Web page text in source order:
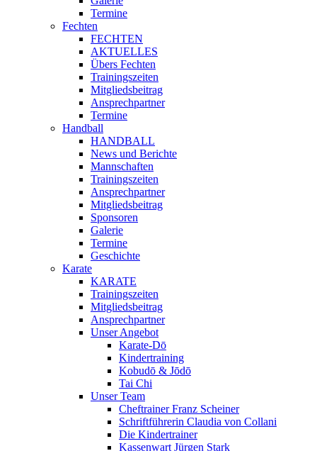
Termine
Fechten
FECHTEN
AKTUELLES
Übers Fechten
Trainingszeiten
Mitgliedsbeitrag
Ansprechpartner
Termine
Handball
HANDBALL
News und Berichte
Mannschaften
Trainingszeiten
Ansprechpartner
Mitgliedsbeitrag
Sponsoren
Galerie
Termine
Geschichte
Karate
KARATE
Trainingszeiten
Mitgliedsbeitrag
Ansprechpartner
Unser Angebot
Karate-Dō
Kindertraining
Kobudō & Jōdō
Tai Chi
Unser Team
Cheftrainer Franz Scheiner
Schriftführerin Claudia von Collani
Die Kindertrainer
Kassenwart Jürgen Stark